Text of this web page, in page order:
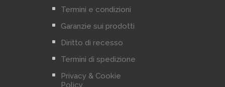
^ Termini e condizioni
^ Garanzie sui prodotti
^ Diritto di recesso
^ Termini di spedizione
^
Privacy & Cookie
Policy